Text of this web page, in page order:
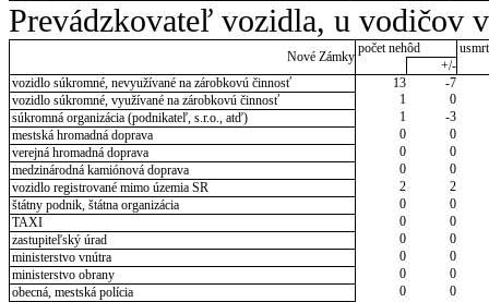
Prevádzkovateľ vozidla, u vodičov
Nové Zámky
počet nehôd
+/-
vozidlo súkromné, nevyužívané na zárobkovú činnosť
13
-7
vozidlo súkromné, využívané na zárobkovú činnosť
1
0
súkromná organizácia (podnikateľ, s.r.o., atď)
1
-3
mestská hromadná doprava
0
0
verejná hromadná doprava
0
0
medzinárodná kamiónová doprava
0
0
vozidlo registrované mimo územia SR
2
2
štátny podnik, štátna organizácia
0
0
TAXI
0
0
zastupiteľský úrad
0
0
ministerstvo vnútra
0
0
ministerstvo obrany
0
0
obecná, mestská polícia
0
0